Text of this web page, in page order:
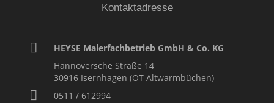
Kontaktadresse
HEYSE Malerfachbetrieb GmbH & Co. KG
Hannoversche Straße 14
30916 Isernhagen (OT Altwarmbüchen)
0511 / 612994